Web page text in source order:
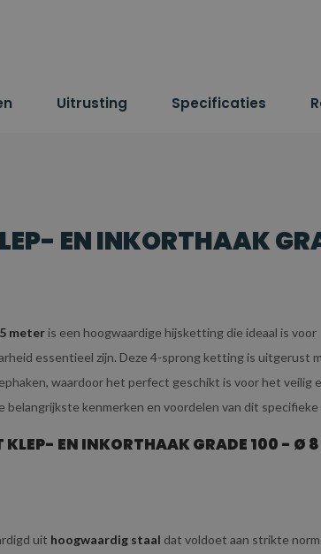
Uitrusting Specificaties
EN INKORTHAAK
meteris een hoogwaardige hijsketting die ideaal is voor
essentieel zijn. Deze 4-sprong ketting is uitgerust
waardoor het perfect geschikt is voor het veilig
kenmerken en voordelen van dit specifieke
EN INKORTHAAK GRADE 100 - Ø
uit hoogwaardig staal dat voldoet aan strikte